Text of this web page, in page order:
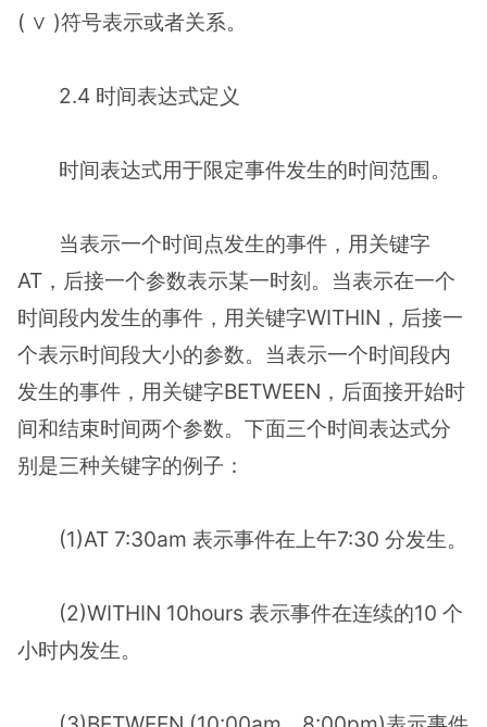
( ∨ )符号表示或者关系。
2.4 时间表达式定义
时间表达式用于限定事件发生的时间范围。
当表示一个时间点发生的事件，用关键字
AT，后接一个参数表示某一时刻。当表示在一个
时间段内发生的事件，用关键字WITHIN，后接一
个表示时间段大小的参数。当表示一个时间段内
发生的事件，用关键字BETWEEN，后面接开始时
间和结束时间两个参数。下面三个时间表达式分
别是三种关键字的例子：
(1)AT 7:30am 表示事件在上午7:30 分发生。
(2)WITHIN 10hours 表示事件在连续的10 个
小时内发生。